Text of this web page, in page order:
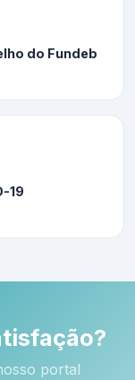
do Fundeb
19
portal